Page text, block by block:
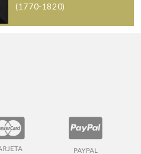
(1770-1820)